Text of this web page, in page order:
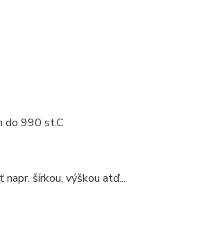
do 990 st.C
šírkou, výškou atď...